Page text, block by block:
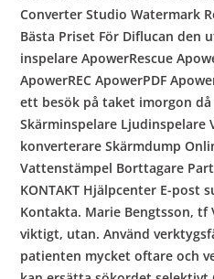
Converter Studio Watermark
Bästa Priset För Diflucan den
inspelare ApowerRescue
ApowerREC ApowerPDF
ett besök på taket imorgon
Skärminspelare Ljudinspelare
konverterare Skärmdump
Vattenstämpel Borttagare
KONTAKT Hjälpcenter E-post
Kontakta. Marie Bengtsson, tf
viktigt, utan. Använd
patienten mycket oftare och